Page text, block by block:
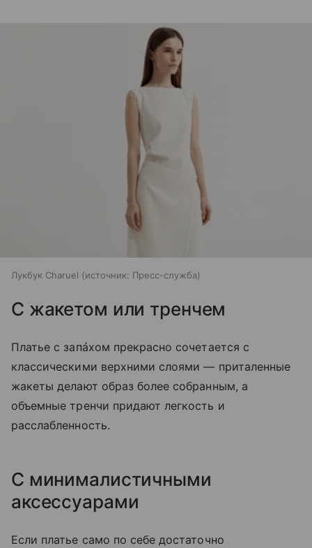
Лукбук Charuel источник: Пресс-служба
С жакетом или тренчем
Платье с запáхом прекрасно сочетается с
классическими верхними слоями — приталенные
жакеты делают образ более собранным, а
объемные тренчи придают легкость и
расслабленность.
С минималистичными
аксессуарами
Если платье само по себе достаточно